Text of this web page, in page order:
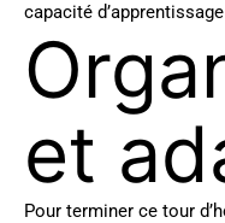
capacité
et
Pour terminer ce tour